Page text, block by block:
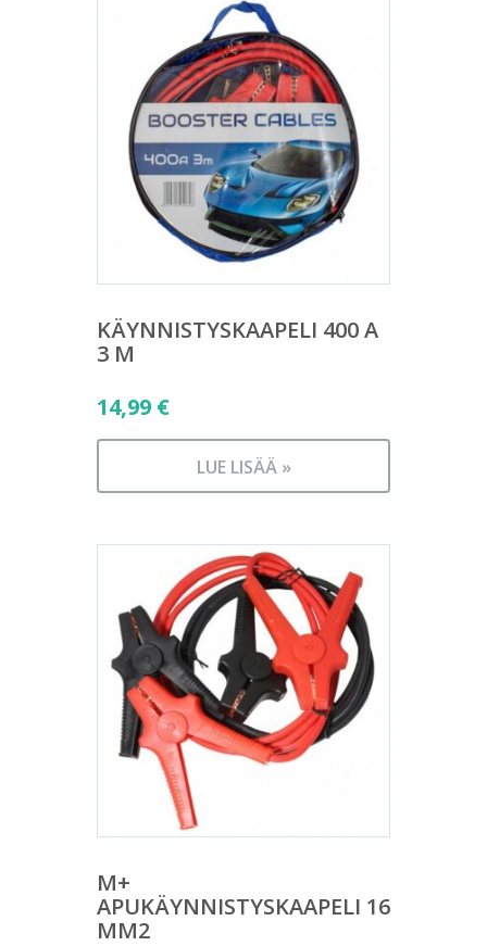
KÄYNNISTYSKAAPELI 400 A
3 M
14,99 €
LUE LISÄÄ »
M+
APUKÄYNNISTYSKAAPELI 16
MM2